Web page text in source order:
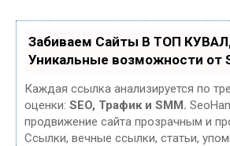
Забиваем Сайты В ТОП
Уникальные возможности от
Каждая ссылка анализируется по
оценки: SEO, Трафик и SMM.
продвижение сайта прозрачным и
Ссылки, вечные ссылки, статьи,